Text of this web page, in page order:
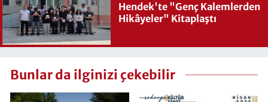
Hendek'te "Genç Kalemlerden
Hikâyeler" Kitaplaştı
Bunlar da ilginizi çekebilir